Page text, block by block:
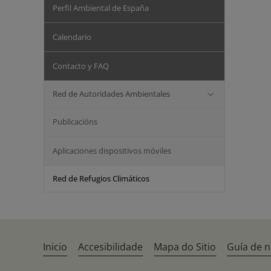
Perfil Ambiental de España
Calendario
Contacto y FAQ
Red de Autoridades Ambientales
Publicacións
Aplicaciones dispositivos móviles
Red de Refugios Climáticos
Inicio Accesibilidade Mapa do Sitio Guía de